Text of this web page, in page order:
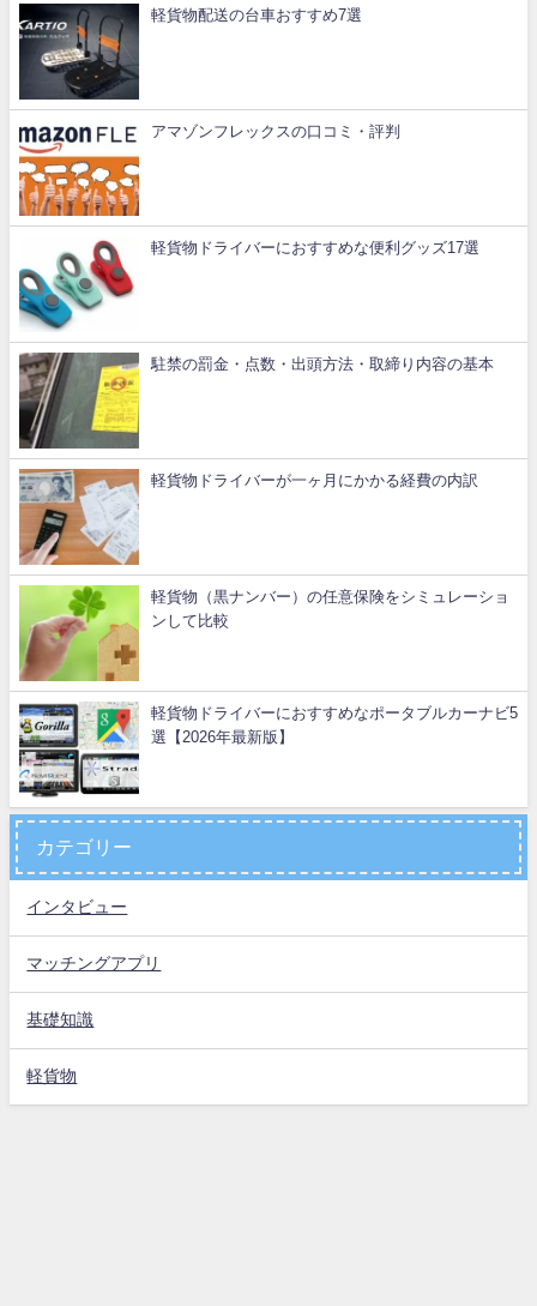
軽貨物配送の台車おすすめ7選
アマゾンフレックスの口コミ・評判
軽貨物ドライバーにおすすめな便利グッズ17選
駐禁の罰金・点数・出頭方法・取締り内容の基本
軽貨物ドライバーが一ヶ月にかかる経費の内訳
軽貨物（黒ナンバー）の任意保険をシミュレーショ
ンして比較
軽貨物ドライバーにおすすめなポータブルカーナビ5
選【2026年最新版】
カテゴリー
インタビュー
マッチングアプリ
基礎知識
軽貨物